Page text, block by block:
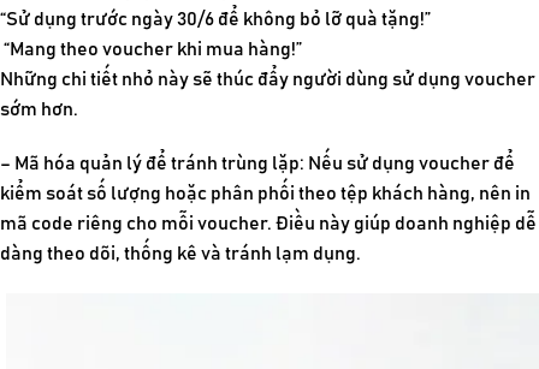
“Sử dụng trước ngày 30/6 để không bỏ lỡ quà tặng!”
“Mang theo voucher khi mua hàng!”
Những chi tiết nhỏ này sẽ thúc đẩy người dùng sử dụng voucher
sớm hơn.
– Mã hóa quản lý để tránh trùng lặp: Nếu sử dụng voucher để
kiểm soát số lượng hoặc phân phối theo tệp khách hàng, nên in
mã code riêng cho mỗi voucher. Điều này giúp doanh nghiệp dễ
dàng theo dõi, thống kê và tránh lạm dụng.